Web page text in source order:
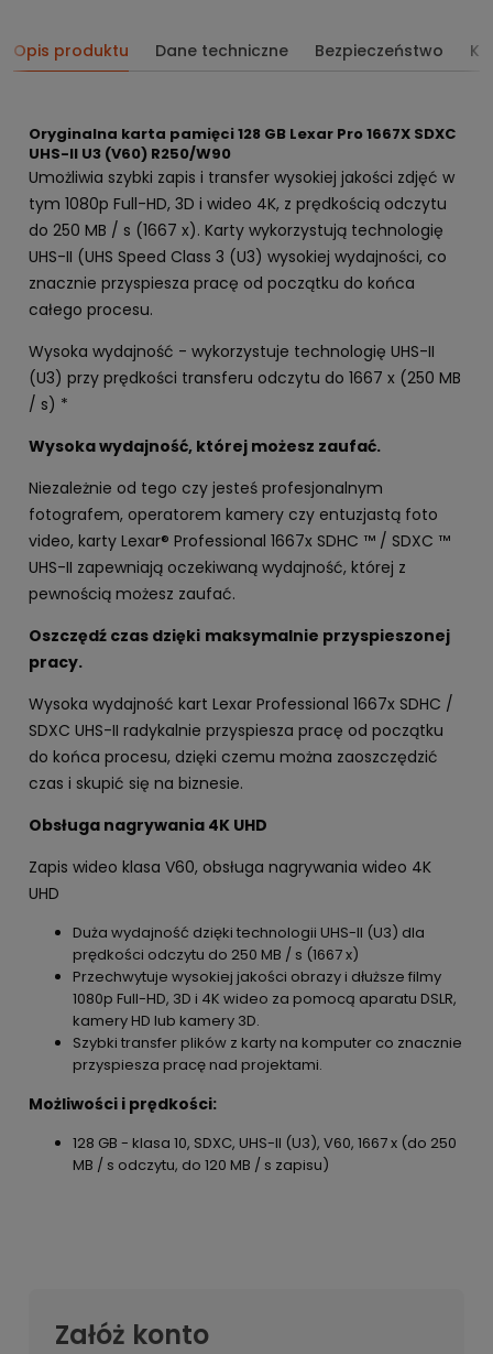
Opis produktu Dane techniczne Bezpieczeństwo
Oryginalna karta pamięci 128 GB Lexar Pro 1667X SDXC
UHS-II U3 (V60) R250/W90
Umożliwia szybki zapis i transfer wysokiej jakości zdjęć w
tym 1080p Full-HD, 3D i wideo 4K, z prędkością odczytu
do 250 MB / s (1667 x). Karty wykorzystują technologię
UHS-II (UHS Speed Class 3 (U3) wysokiej wydajności, co
znacznie przyspiesza pracę od początku do końca
całego procesu.
Wysoka wydajność - wykorzystuje technologię UHS-II
(U3) przy prędkości transferu odczytu do 1667 x (250 MB
/ s) *
Wysoka wydajność, której możesz zaufać.
Niezależnie od tego czy jesteś profesjonalnym
fotografem, operatorem kamery czy entuzjastą foto
video, karty Lexar® Professional 1667x SDHC ™ / SDXC ™
UHS-II zapewniają oczekiwaną wydajność, której z
pewnością możesz zaufać.
Oszczędź czas dzięki maksymalnie przyspieszonej
pracy.
Wysoka wydajność kart Lexar Professional 1667x SDHC /
SDXC UHS-II radykalnie przyspiesza pracę od początku
do końca procesu, dzięki czemu można zaoszczędzić
czas i skupić się na biznesie.
Obsługa nagrywania 4K UHD
Zapis wideo klasa V60, obsługa nagrywania wideo 4K
UHD
Duża wydajność dzięki technologii UHS-II (U3) dla
prędkości odczytu do 250 MB / s (1667 x)
Przechwytuje wysokiej jakości obrazy i dłuższe filmy
1080p Full-HD, 3D i 4K wideo za pomocą aparatu DSLR,
kamery HD lub kamery 3D.
Szybki transfer plików z karty na komputer co znacznie
przyspiesza pracę nad projektami.
Możliwości i prędkości:
128 GB - klasa 10, SDXC, UHS-II (U3), V60, 1667 x (do 250
MB / s odczytu, do 120 MB / s zapisu)
Załóż konto